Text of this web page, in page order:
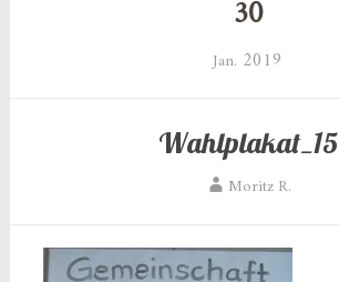
30
Jan. 2019
Wahlplakat_15
Moritz R.